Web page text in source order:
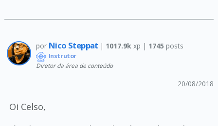
por Nico Steppat | 1017.9k xp | 1745 posts
Instrutor
Diretor da área de conteúdo
20/08/2018
Oi Celso,